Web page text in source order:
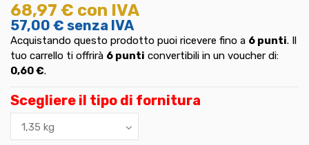
68,97 € con IVA
57,00 € senza IVA
Acquistando questo prodotto puoi ricevere fino a 6 punti. Il
tuo carrello ti offrirà 6 punti convertibili in un voucher di:
0,60 €.
Scegliere il tipo di fornitura